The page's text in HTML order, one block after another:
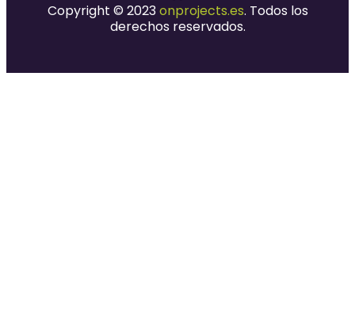
Copyright © 2023onprojects.es. Todos los
derechos reservados.